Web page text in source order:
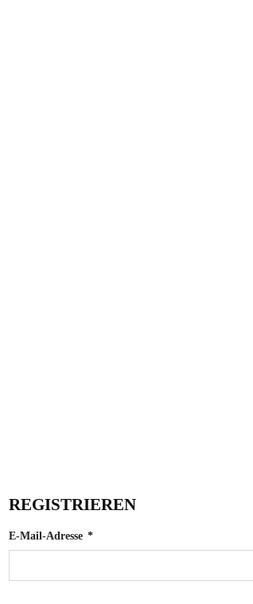
REGISTRIEREN
E-Mail-Adresse *Erforderlich